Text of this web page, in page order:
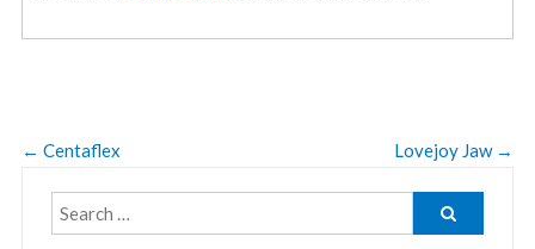
← Centaflex Lovejoy Jaw →